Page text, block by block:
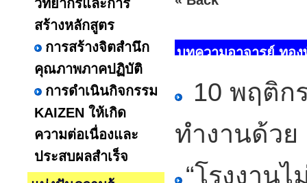
วิทยากรและการ
สร้างหลักสูตร
การสร้างจิตสำนึก
คุณภาพภาคปฏิบัติ
การดำเนินกิจกรรม
KAIZEN ให้เกิด
ความต่อเนื่องและ
ประสบผลสำเร็จ
บทความอาจารย์ ทอ
10 พฤติก
ทำงานด้วย
“โรงงาน